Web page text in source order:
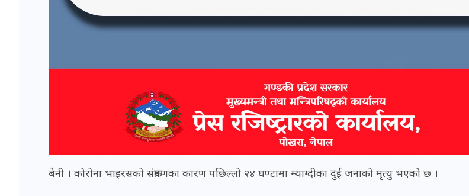
बेनी । कोरोना भाइरसको संक्रमणका कारण पछिल्लो २४ घण्टामा म्याग्दीका दुई जनाको मृत्यु भएको छ ।